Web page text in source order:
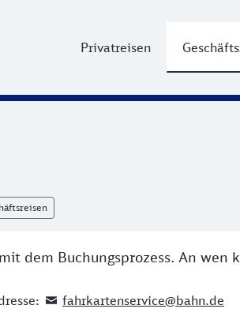
Privatreisen
dem Buchungsprozess. An wen
fahrkartenservice@bahn.de